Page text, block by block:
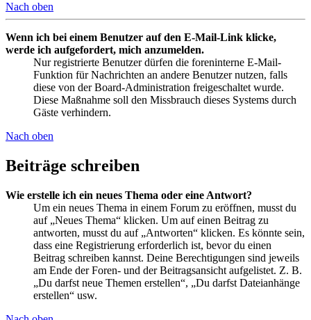
Nach oben
Wenn ich bei einem Benutzer auf den E-Mail-Link klicke,
werde ich aufgefordert, mich anzumelden.
Nur registrierte Benutzer dürfen die foreninterne E-Mail-
Funktion für Nachrichten an andere Benutzer nutzen, falls
diese von der Board-Administration freigeschaltet wurde.
Diese Maßnahme soll den Missbrauch dieses Systems durch
Gäste verhindern.
Nach oben
Beiträge schreiben
Wie erstelle ich ein neues Thema oder eine Antwort?
Um ein neues Thema in einem Forum zu eröffnen, musst du
auf „Neues Thema“ klicken. Um auf einen Beitrag zu
antworten, musst du auf „Antworten“ klicken. Es könnte sein,
dass eine Registrierung erforderlich ist, bevor du einen
Beitrag schreiben kannst. Deine Berechtigungen sind jeweils
am Ende der Foren- und der Beitragsansicht aufgelistet. Z. B.
„Du darfst neue Themen erstellen“, „Du darfst Dateianhänge
erstellen“ usw.